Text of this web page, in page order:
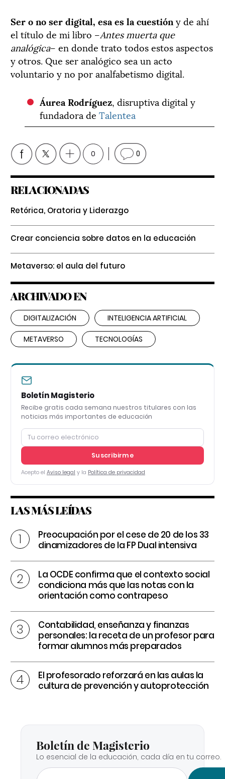
Ser o no ser digital, esa es la cuestión y de ahí
el título de mi libro –Antes muerta que
analógica– en donde trato todos estos aspectos
y otros. Que ser analógico sea un acto
voluntario y no por analfabetismo digital.
Áurea Rodríguez,disruptiva digital y
fundadora deTalentea
0 0
RELACIONADAS
Retórica, Oratoria y Liderazgo
Crear conciencia sobre datos en la educación
Metaverso: el aula del futuro
ARCHIVADO EN
DIGITALIZACIÓN INTELIGENCIA ARTIFICIAL
METAVERSO TECNOLOGÍAS
Boletín Magisterio
Recibe gratis cada semana nuestros titulares con las
noticias más importantes de educación
Suscribirme
Acepto el Aviso legal y la Política de privacidad
LAS MÁS LEÍDAS
Preocupación por el cese de 20 de los 33
dinamizadores de la FP Dual intensiva
La OCDE confirma que el contexto social
condiciona más que las notas con la
orientación como contrapeso
Contabilidad, enseñanza y finanzas
personales: la receta de un profesor para
formar alumnos más preparados
El profesorado reforzará en las aulas la
cultura de prevención y autoprotección
Boletín de Magisterio
Lo esencial de la educación, cada día en tu correo.